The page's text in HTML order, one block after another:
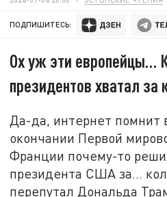
ПОДПИШИТЕСЬ:
Ох уж эти европейцы…
президентов хватал за
Да-да, интернет помнит
окончании Первой
Франции почему-то
президента США за…
перепутал Дональда